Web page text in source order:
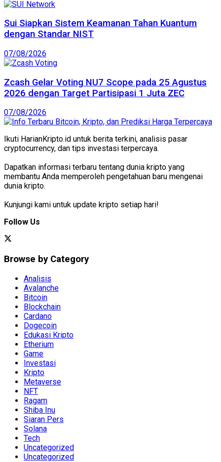
Sui Siapkan Sistem Keamanan Tahan Kuantum
dengan Standar NIST
07/08/2026
Zcash Gelar Voting NU7 Scope pada 25 Agustus
2026 dengan Target Partisipasi 1 Juta ZEC
07/08/2026
Ikuti HarianKripto.id untuk berita terkini, analisis pasar
cryptocurrency, dan tips investasi terpercaya.
Dapatkan informasi terbaru tentang dunia kripto yang
membantu Anda memperoleh pengetahuan baru mengenai
dunia kripto.
Kunjungi kami untuk update kripto setiap hari!
Follow Us
Browse by Category
Analisis
Avalanche
Bitcoin
Blockchain
Cardano
Dogecoin
Edukasi Kripto
Etherium
Game
Investasi
Kripto
Metaverse
NFT
Ragam
Shiba Inu
Siaran Pers
Solana
Tech
Uncategorized
Uncategorized